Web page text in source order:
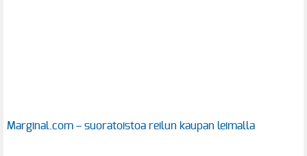
Marginal.com – suoratoistoa reilun kaupan leimalla